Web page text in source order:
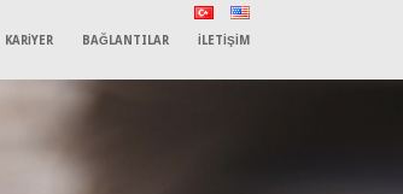
KARİYER BAĞLANTILAR İLETİŞİM